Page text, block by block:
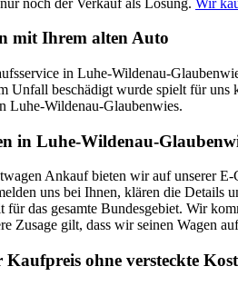
mit Ihrem alten Auto
in Luhe-Wildenau-
Unfall beschädigt wurde spielt für
Luhe-Wildenau-Glaubenwies.
in Luhe-Wildenau-
Ankauf bieten wir auf unserer
uns bei Ihnen, klären die Details
für das gesamte Bundesgebiet. Wir
Zusage gilt, dass wir seinen Wagen
ohne versteckte